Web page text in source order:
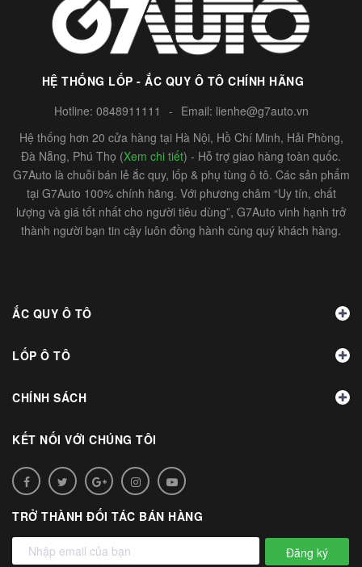
HỆ THỐNG LỐP - ẮC QUY Ô TÔ CHÍNH HÃNG
Hotline: 0848911111 - Email: lienhe@g7auto.vn
Hệ thống hơn 20 cửa hàng tại Hà Nội, Hồ Chí Minh, Hải Phòng,
Đà Nẵng, Phú Thọ (Xem chi tiết) - Hỗ trợ giao hàng toàn quốc.
G7Auto là chuỗi bán lẻ ắc quy, lốp & phụ tùng ô tô. Các sản phẩm
tại G7Auto 100% chính hãng. Với phương châm “Uy tín, chất
lượng và giá tốt nhất cho người tiêu dùng”, G7Auto vinh hạnh trở
thành người bạn tin cậy luôn đồng hành cùng quý khách hàng.
ẮC QUY Ô TÔ
LỐP Ô TÔ
CHÍNH SÁCH
KẾT NỐI VỚI CHÚNG TÔI
TRỞ THÀNH ĐỐI TÁC BÁN HÀNG
Đăng ký